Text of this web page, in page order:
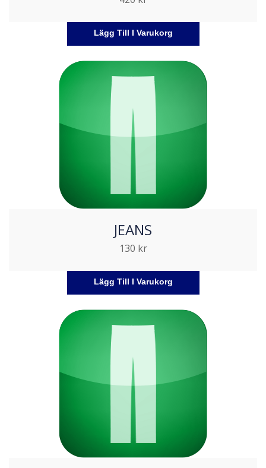
Lägg Till I Varukorg
JEANS
130 kr
Lägg Till I Varukorg